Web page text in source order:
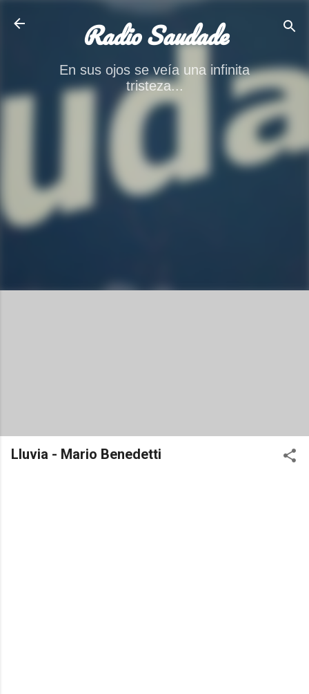
Radio Saudade
En sus ojos se veía una infinita
tristeza...
Lluvia - Mario Benedetti